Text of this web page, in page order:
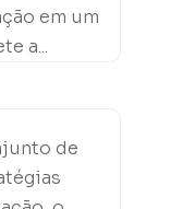
em um
a...
de